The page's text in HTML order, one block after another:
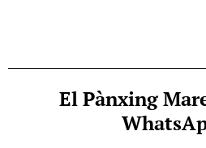
El Pànxing